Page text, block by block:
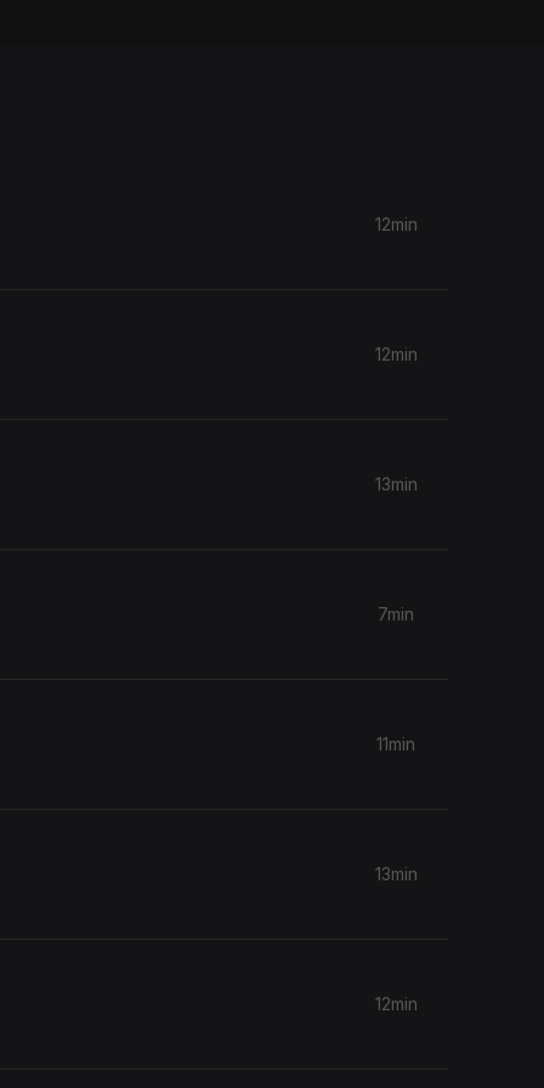
12min
12min
13min
7min
11min
13min
12min